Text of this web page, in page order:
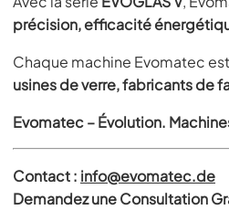
précision, efficacité
Chaque machine Evomatec est
usines de verre, fabricants de
Evomatec – Évolution.
Contact : info@evomatec.de
Demandez une Consultation